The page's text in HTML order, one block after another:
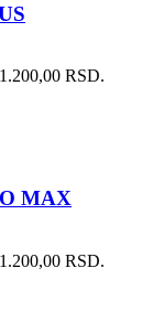
RSD.
MAX
RSD.